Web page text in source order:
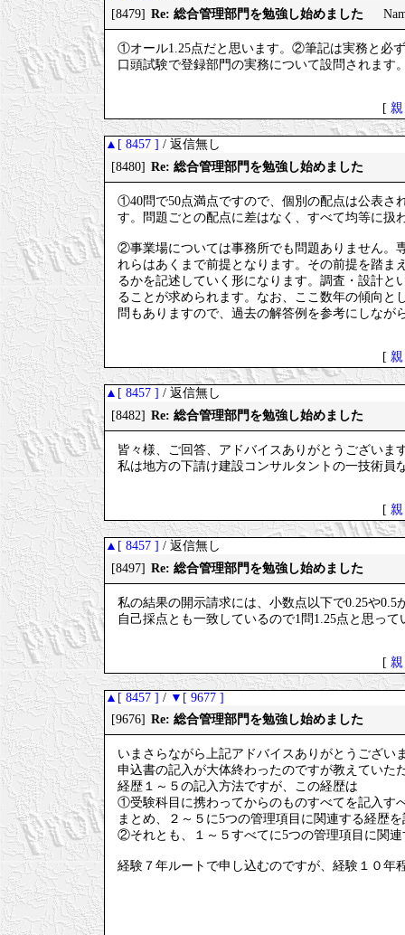
[8479] Re: 総合管理部門を勉強し始めました
①オール1.25点だと思います。②筆記は実務と必
口頭試験で登録部門の実務について設問されます
[
▲[ 8457 ] / 返信無し
[8480] Re: 総合管理部門を勉強し始めました
①40問で50点満点ですので、個別の配点は公表さ
す。問題ごとの配点に差はなく、すべて均等に扱
②事業場については事務所でも問題ありません。
れらはあくまで前提となります。その前提を踏ま
るかを記述していく形になります。調査・設計
ることが求められます。なお、ここ数年の傾向
問もありますので、過去の解答例を参考にしなが
[
▲[ 8457 ] / 返信無し
[8482] Re: 総合管理部門を勉強し始めました
皆々様、ご回答、アドバイスありがとうございま
私は地方の下請け建設コンサルタントの一技術員
[
▲[ 8457 ] / 返信無し
[8497] Re: 総合管理部門を勉強し始めました
私の結果の開示請求には、小数点以下で0.25や0.5
自己採点とも一致しているので1問1.25点と思って
[
▲[ 8457 ] / ▼[ 9677 ]
[9676] Re: 総合管理部門を勉強し始めました
いまさらながら上記アドバイスありがとうござい
申込書の記入が大体終わったのですが教えていた
経歴１～５の記入方法ですが、この経歴は
①受験科目に携わってからのものすべてを記入す
まとめ、２～５に5つの管理項目に関連する経歴
②それとも、１～５すべてに5つの管理項目に関
経験７年ルートで申し込むのですが、経験１０